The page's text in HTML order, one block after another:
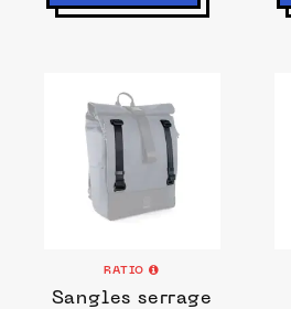
RATIO
Sangles serrage